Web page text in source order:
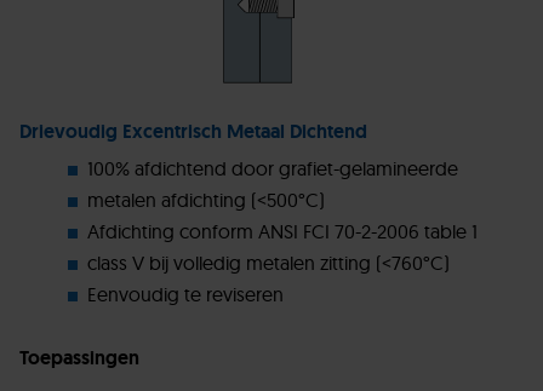
Drievoudig Excentrisch Metaal Dichtend
100% afdichtend door grafiet-gelamineerde
metalen afdichting (<500°C)
Afdichting conform ANSI FCI 70-2-2006 table 1
class V bij volledig metalen zitting (<760°C)
Eenvoudig te reviseren
Toepassingen